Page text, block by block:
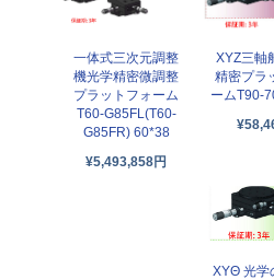
一体式三次元調整
機光学精密微調整
プラットフォーム
T60-G85FL(T60-
G85FR) 60*38
¥5,493,858円
XYZ三軸
精密プラ
ームT90-
XYΘ 光学